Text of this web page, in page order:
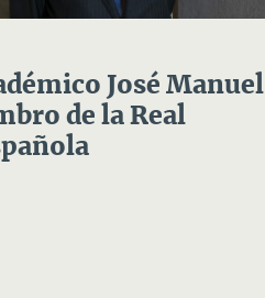
José Manuel
de la Real